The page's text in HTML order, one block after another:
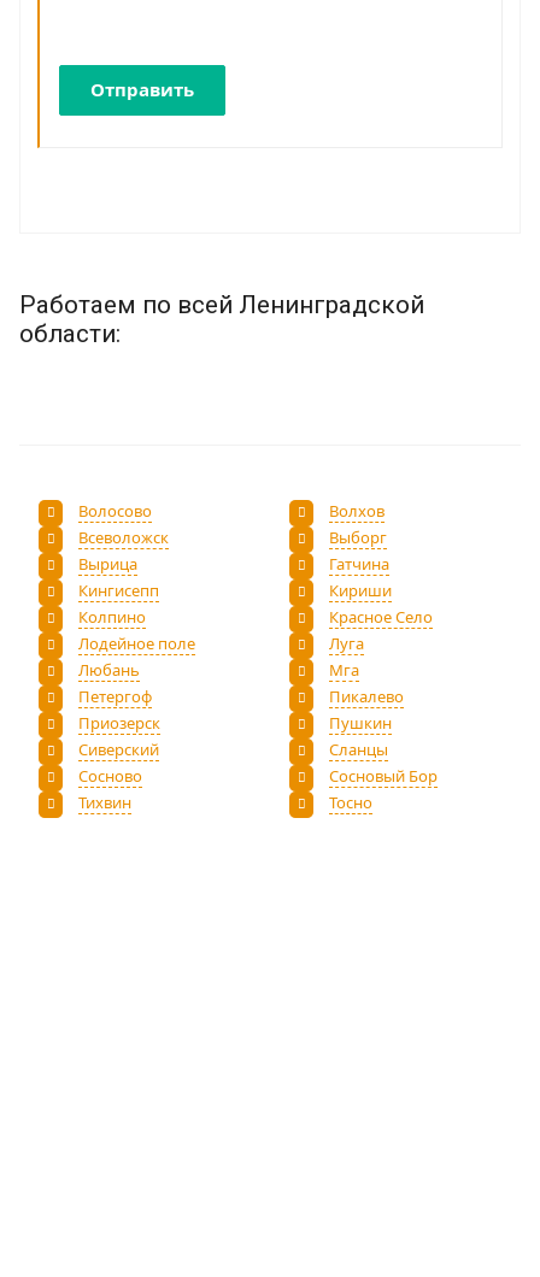
Отправить
Работаем по всей Ленинградской
области:
Волосово
Волхов
Всеволожск
Выборг
Вырица
Гатчина
Кингисепп
Кириши
Колпино
Красное Село
Лодейное поле
Луга
Любань
Мга
Петергоф
Пикалево
Приозерск
Пушкин
Сиверский
Сланцы
Сосново
Сосновый Бор
Тихвин
Тосно